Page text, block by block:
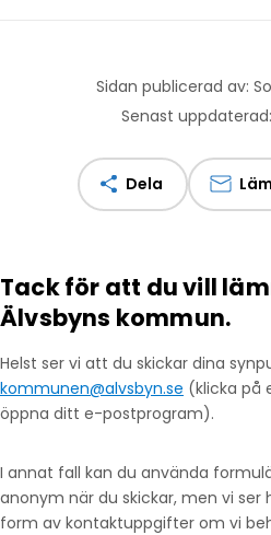
Sidan publicerad av:
Senast
Dela
Tack för att du vill
Älvsbyns kommun.
Helst ser vi att du skickar dina
kommunen@alvsbyn.se (klicka på
öppna ditt e-postprogram).
I annat fall kan du använda
anonym när du skickar, men vi
form av kontaktuppgifter om vi